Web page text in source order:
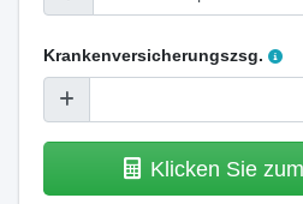
Krankenversicherungszsg.
Klicken Sie